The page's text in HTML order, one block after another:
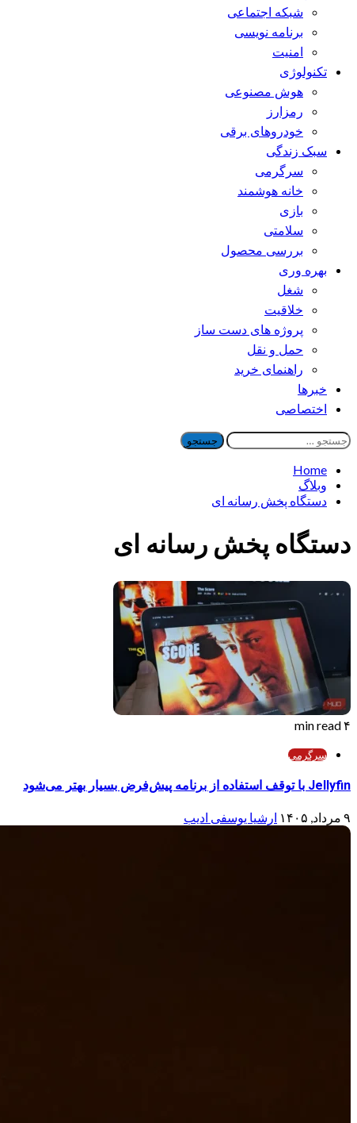
شبکه اجتماعی
برنامه نویسی
امنیت
تکنولوژی
هوش مصنوعی
رمزارز
خودروهای برقی
سبک زندگی
سرگرمی
خانه هوشمند
بازی
سلامتی
بررسی محصول
بهره وری
شغل
خلاقیت
پروژه های دست ساز
حمل و نقل
راهنمای خرید
خبرها
اختصاصی
جستجو
برای:
Home
وبلاگ
دستگاه پخش رسانه ای
دستگاه پخش رسانه ای
۴ min read
سرگرمی
Jellyfin با توقف استفاده از برنامه پیش‌فرض بسیار بهتر می‌شود
۹ مرداد, ۱۴۰۵ ارشیا یوسفی ادیب